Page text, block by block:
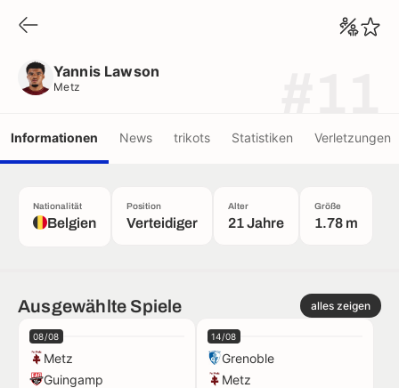
Yannis Lawson
Metz
Informationen News trikots Statistiken Verletzungen
Nationalität
Belgien
Position
Verteidiger
Alter
21 Jahre
Größe
1.78 m
Ausgewählte Spiele alles zeigen
08/08
Metz
Guingamp
14/08
Grenoble
Metz